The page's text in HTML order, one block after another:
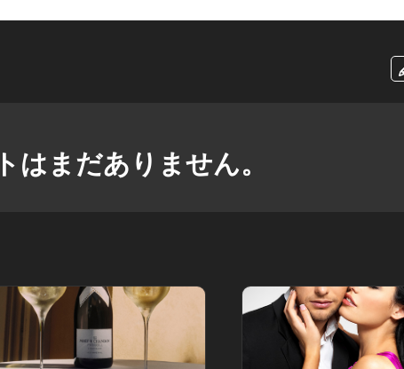
はまだありません。